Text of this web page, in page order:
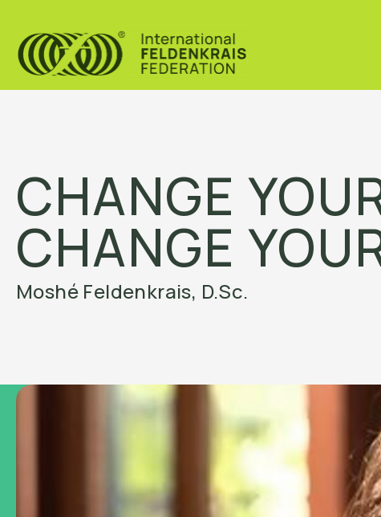
CHANGE
CHANGE
Moshé Feldenkrais, D.Sc.